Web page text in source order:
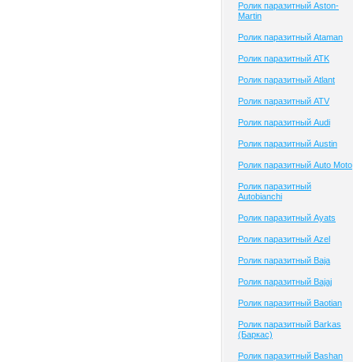
Ролик паразитный Aston-
Martin
Ролик паразитный Ataman
Ролик паразитный ATK
Ролик паразитный Atlant
Ролик паразитный ATV
Ролик паразитный Audi
Ролик паразитный Austin
Ролик паразитный Auto Moto
Ролик паразитный
Autobianchi
Ролик паразитный Ayats
Ролик паразитный Azel
Ролик паразитный Baja
Ролик паразитный Bajaj
Ролик паразитный Baotian
Ролик паразитный Barkas
(Баркас)
Ролик паразитный Bashan